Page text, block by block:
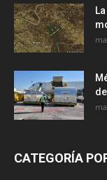
CATEGORÍA